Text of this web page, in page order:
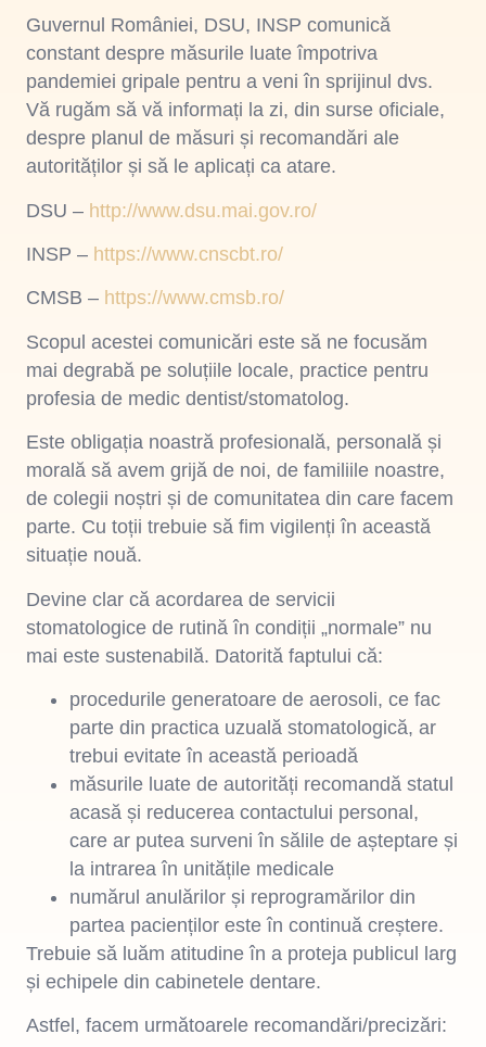
Guvernul României, DSU, INSP comunică
constant despre măsurile luate împotriva
pandemiei gripale pentru a veni în sprijinul dvs.
Vă rugăm să vă informați la zi, din surse oficiale,
despre planul de măsuri și recomandări ale
autorităților și să le aplicați ca atare.
DSU – http://www.dsu.mai.gov.ro/
INSP – https://www.cnscbt.ro/
CMSB – https://www.cmsb.ro/
Scopul acestei comunicări este să ne focusăm
mai degrabă pe soluțiile locale, practice pentru
profesia de medic dentist/stomatolog.
Este obligația noastră profesională, personală și
morală să avem grijă de noi, de familiile noastre,
de colegii noștri și de comunitatea din care facem
parte. Cu toții trebuie să fim vigilenți în această
situație nouă.
Devine clar că acordarea de servicii
stomatologice de rutină în condiții „normale” nu
mai este sustenabilă. Datorită faptului că:
procedurile generatoare de aerosoli, ce fac
parte din practica uzuală stomatologică, ar
trebui evitate în această perioadă
măsurile luate de autorități recomandă statul
acasă și reducerea contactului personal,
care ar putea surveni în sălile de așteptare și
la intrarea în unitățile medicale
numărul anulărilor și reprogramărilor din
partea pacienților este în continuă creștere.
Trebuie să luăm atitudine în a proteja publicul larg
și echipele din cabinetele dentare.
Astfel, facem următoarele recomandări/precizări: